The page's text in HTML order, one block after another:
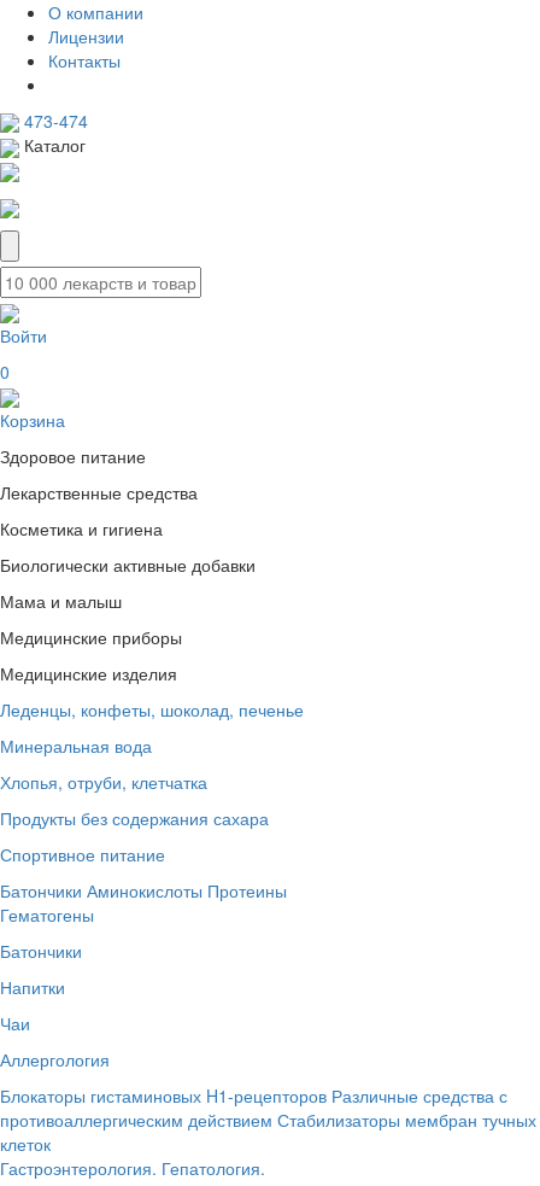
О компании
Лицензии
Контакты
473-474
Каталог
Войти
0
Корзина
Здоровое питание
Лекарственные средства
Косметика и гигиена
Биологически активные добавки
Мама и малыш
Медицинские приборы
Медицинские изделия
Леденцы, конфеты, шоколад, печенье
Минеральная вода
Хлопья, отруби, клетчатка
Продукты без содержания сахара
Спортивное питание
Батончики Аминокислоты Протеины
Гематогены
Батончики
Напитки
Чаи
Аллергология
Блокаторы гистаминовых H1-рецепторов Различные средства с
противоаллергическим действием Стабилизаторы мембран тучных
клеток
Гастроэнтерология. Гепатология.